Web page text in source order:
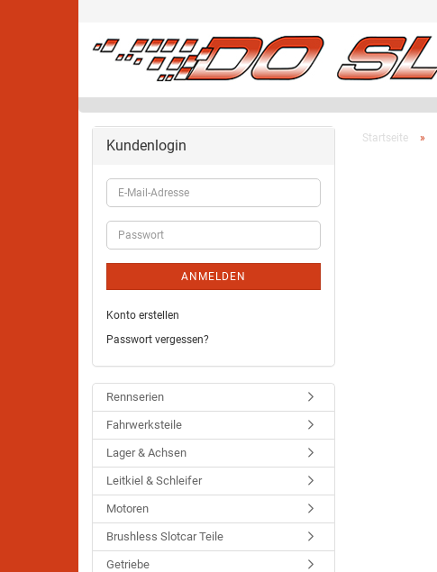
Startseite »
Kundenlogin
ANMELDEN
Konto erstellen
Passwort vergessen?
Rennserien
Fahrwerksteile
Lager & Achsen
Leitkiel & Schleifer
Motoren
Brushless Slotcar Teile
Getriebe